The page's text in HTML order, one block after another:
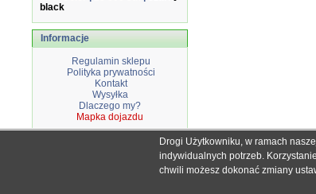
black
Informacje
Regulamin sklepu
Polityka prywatności
Kontakt
Wysyłka
Dlaczego my?
Mapka dojazdu
Wszystkie nazwy i znaki handlowe użyte na
Mimo dołożenia
Drogi Użytkowniku, w ramach
indywidualnych potrzeb.
chwili możesz dokonać zmiany